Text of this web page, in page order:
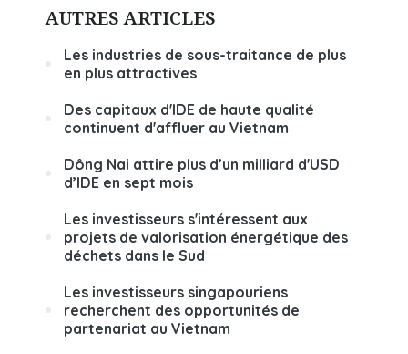
AUTRES ARTICLES
Les industries de sous-traitance de plus
en plus attractives
Des capitaux d'IDE de haute qualité
continuent d'affluer au Vietnam
Dông Nai attire plus d’un milliard d'USD
d’IDE en sept mois
Les investisseurs s'intéressent aux
projets de valorisation énergétique des
déchets dans le Sud
Les investisseurs singapouriens
recherchent des opportunités de
partenariat au Vietnam